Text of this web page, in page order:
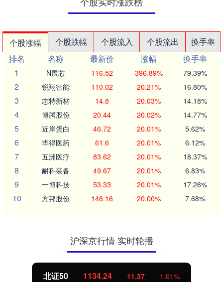
个股涨幅 个股跌幅 个股流入 个股流出
换手率
排名
名称 最新价 涨幅
换手率
1
N展芯 116.52 396.89% 79.39%
2 锐翔智能 110.02 20.21% 16.80%
3 志特新材 14.8 20.03% 14.18%
4 博腾股份 20.44 20.02% 14.77%
5 近岸蛋白 46.72 20.01% 5.62%
6 毕得医药 61.6 20.01% 6.12%
7 五洲医疗 83.62 20.01% 18.37%
8 耐科装备 49.67 20.01% 6.83%
9 一博科技 53.33 20.01% 17.26%
10 方邦股份 146.16 20.00% 7.68%
沪深京行情 实时轮播
北证50 1134.24 11.37 1.01%